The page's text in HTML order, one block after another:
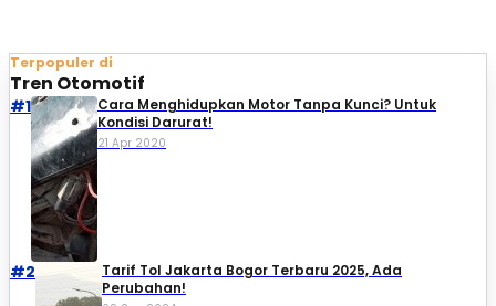
Terpopuler di
Tren Otomotif
#1
Cara Menghidupkan Motor Tanpa Kunci? Untuk
Kondisi Darurat!
21 Apr 2020
#2
Tarif Tol Jakarta Bogor Terbaru 2025, Ada
Perubahan!